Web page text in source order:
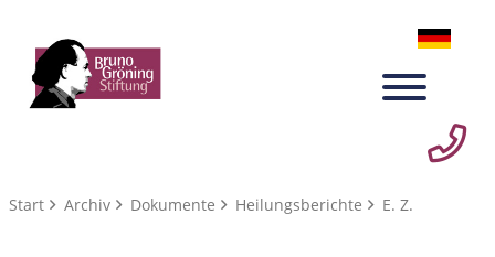
Start Archiv Dokumente Heilungsberichte E. Z.